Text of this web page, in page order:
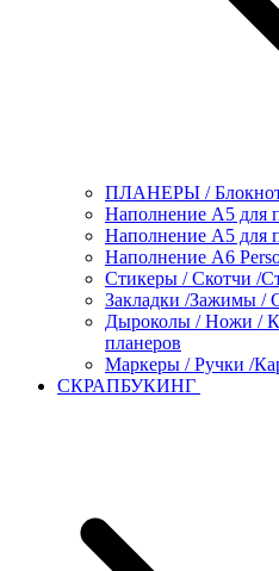
ПЛАНЕРЫ /
Наполнение А5 для
Наполнение А5 для
Наполнение А6
Стикеры / Скотчи /
Закладки /Зажимы /
Дыроколы / Ножи /
планеров
Маркеры / Ручки /
СКРАПБУКИНГ